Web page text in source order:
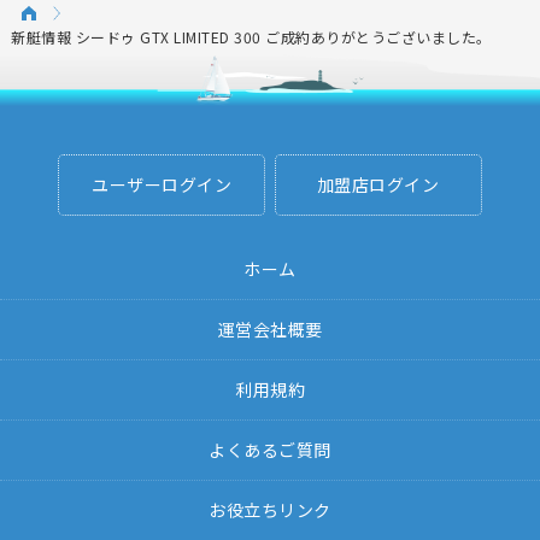
新艇情報 シードゥ GTX LIMITED 300 ご成約ありがとうございました。
ユーザーログイン 加盟店ログイン
ホーム
運営会社概要
利用規約
よくあるご質問
お役立ちリンク